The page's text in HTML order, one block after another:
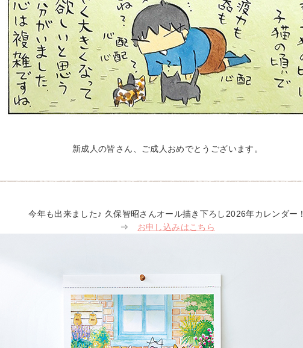
新成人の皆さん、ご成人おめでとうございます。
今年も出来ました♪ 久保智昭さんオール描き下ろし2026年カレンダー！
⇒ お申し込みはこちら